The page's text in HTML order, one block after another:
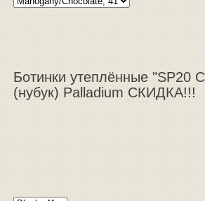
Ботинки утеплённые "SP20
(нубук) Palladium СКИДКА!!!